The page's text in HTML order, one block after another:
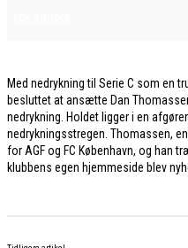
Med nedrykning til Serie C som en
besluttet at ansætte Dan
nedrykning. Holdet ligger i en
nedrykningsstregen. Thomassen,
for AGF og FC København, og han
klubbens egen hjemmeside blev